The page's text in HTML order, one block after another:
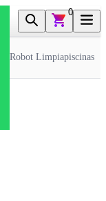
0
Robot Limpiapiscinas